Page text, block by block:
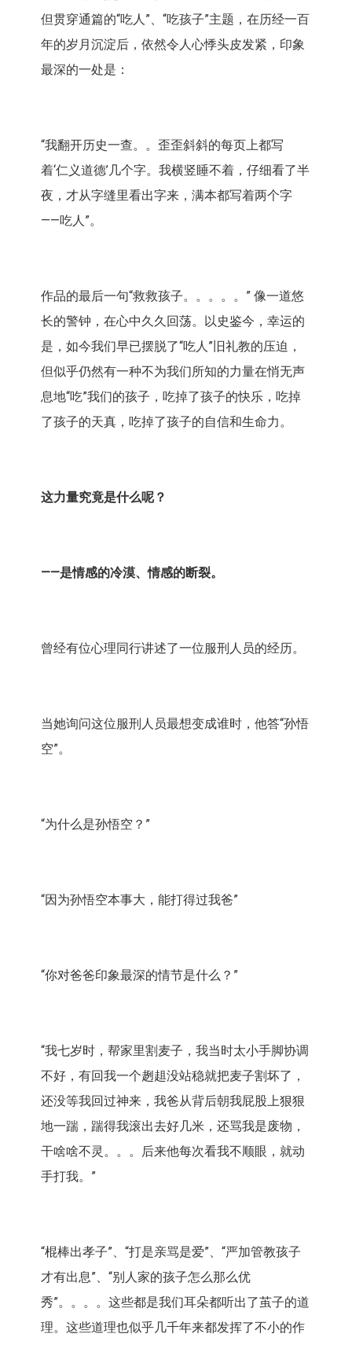
但贯穿通篇的“吃人”、“吃孩子”主题，在历经一百
年的岁月沉淀后，依然令人心悸头皮发紧，印象
最深的一处是：
“我翻开历史一查。。歪歪斜斜的每页上都写
着‘仁义道德’几个字。我横竖睡不着，仔细看了半
夜，才从字缝里看出字来，满本都写着两个字
——吃人”。
作品的最后一句“救救孩子。。。。。” 像一道悠
长的警钟，在心中久久回荡。以史鉴今，幸运的
是，如今我们早已摆脱了“吃人”旧礼教的压迫，
但似乎仍然有一种不为我们所知的力量在悄无声
息地“吃”我们的孩子，吃掉了孩子的快乐，吃掉
了孩子的天真，吃掉了孩子的自信和生命力。
这力量究竟是什么呢？
——是情感的冷漠、情感的断裂。
曾经有位心理同行讲述了一位服刑人员的经历。
当她询问这位服刑人员最想变成谁时，他答“孙悟
空”。
“为什么是孙悟空？”
“因为孙悟空本事大，能打得过我爸”
“你对爸爸印象最深的情节是什么？”
“我七岁时，帮家里割麦子，我当时太小手脚协调
不好，有回我一个趔趄没站稳就把麦子割坏了，
还没等我回过神来，我爸从背后朝我屁股上狠狠
地一踹，踹得我滚出去好几米，还骂我是废物，
干啥啥不灵。。。后来他每次看我不顺眼，就动
手打我。”
“棍棒出孝子”、“打是亲骂是爱”、“严加管教孩子
才有出息”、“别人家的孩子怎么那么优
秀”。。。。这些都是我们耳朵都听出了茧子的道
理。这些道理也似乎几千年来都发挥了不小的作